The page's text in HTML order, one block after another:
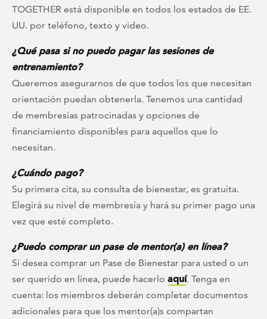
TOGETHER está disponible en todos los estados de EE.
UU. por teléfono, texto y video.
¿Qué pasa si no puedo pagar las sesiones de
entrenamiento?
Queremos asegurarnos de que todos los que necesitan
orientación puedan obtenerla. Tenemos una cantidad
de membresías patrocinadas y opciones de
financiamiento disponibles para aquellos que lo
necesitan.
¿Cuándo pago?
Su primera cita, su consulta de bienestar, es gratuita.
Elegirá su nivel de membresía y hará su primer pago una
vez que esté completo.
¿Puedo comprar un pase de mentor(a) en línea?
Si desea comprar un Pase de Bienestar para usted o un
ser querido en línea, puede hacerlo aquí. Tenga en
cuenta: los miembros deberán completar documentos
adicionales para que los mentor(a)s compartan